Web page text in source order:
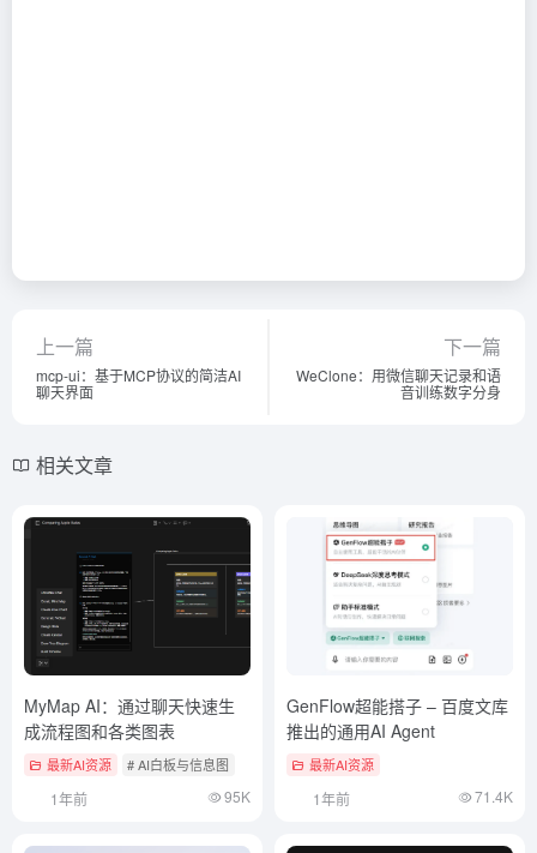
上一篇
mcp-ui：基于MCP协议的简洁AI
聊天界面
下一篇
WeClone：用微信聊天记录和语
音训练数字分身
相关文章
MyMap AI：通过聊天快速生
成流程图和各类图表
最新AI资源 # AI白板与信息图
1年前 95K
GenFlow超能搭子 – 百度文库
推出的通用AI Agent
最新AI资源
1年前 71.4K